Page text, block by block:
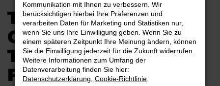
TOYOTA PROACE
CITY VERSO
TAGESZULASSUNG
FÜR COTTBUS
Kommunikation mit Ihnen zu verbessern. Wir
berücksichtigen hierbei Ihre Präferenzen und
verarbeiten Daten für Marketing und Statistiken nur,
wenn Sie uns Ihre Einwilligung geben. Wenn Sie zu
einem späteren Zeitpunkt Ihre Meinung ändern, können
Sie die Einwilligung jederzeit für die Zukunft widerrufen.
Weitere Informationen zum Umfang der
Datenverarbeitung finden Sie hier:
Datenschutzerklärung Cookie-Richtlinie